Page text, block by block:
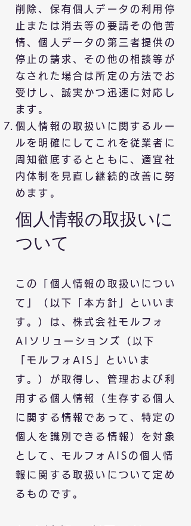
削除、保有個人データの利用停
止または消去等の要請その他苦
情、個人データの第三者提供の
停止の請求、その他の相談等が
なされた場合は所定の方法でお
受けし、誠実かつ迅速に対応し
ます。
個人情報の取扱いに関するルー
ルを明確にしてこれを従業者に
周知徹底するとともに、適宜社
内体制を見直し継続的改善に努
めます。
個人情報の取扱いに
ついて
この「個人情報の取扱いについ
て」（以下「本方針」といいま
す。）は、株式会社モルフォ
AIソリューションズ
（以下
「モルフォAIS」といいま
す。）が取得し、管理および利
用する個人情報（生存する個人
に関する情報であって、特定の
個人を識別できる情報）を対象
として、モルフォAISの個人情
報に関する取扱いについて定め
るものです。